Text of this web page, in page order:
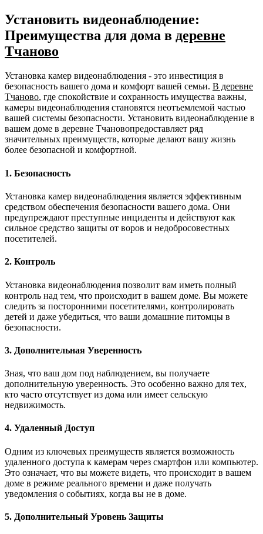
Установить видеонаблюдение:
Преимущества для дома в деревне
Тчаново
Установка камер видеонаблюдения - это инвестиция в
безопасность вашего дома и комфорт вашей семьи. В деревне
Тчаново, где спокойствие и сохранность имущества важны,
камеры видеонаблюдения становятся неотъемлемой частью
вашей системы безопасности. Установить видеонаблюдение в
вашем доме в деревне Тчановопредоставляет ряд
значительных преимуществ, которые делают вашу жизнь
более безопасной и комфортной.
1. Безопасность
Установка камер видеонаблюдения является эффективным
средством обеспечения безопасности вашего дома. Они
предупреждают преступные инциденты и действуют как
сильное средство защиты от воров и недобросовестных
посетителей.
2. Контроль
Установка видеонаблюдения позволит вам иметь полный
контроль над тем, что происходит в вашем доме. Вы можете
следить за посторонними посетителями, контролировать
детей и даже убедиться, что ваши домашние питомцы в
безопасности.
3. Дополнительная Уверенность
Зная, что ваш дом под наблюдением, вы получаете
дополнительную уверенность. Это особенно важно для тех,
кто часто отсутствует из дома или имеет сельскую
недвижимость.
4. Удаленный Доступ
Одним из ключевых преимуществ является возможность
удаленного доступа к камерам через смартфон или компьютер.
Это означает, что вы можете видеть, что происходит в вашем
доме в режиме реального времени и даже получать
уведомления о событиях, когда вы не в доме.
5. Дополнительный Уровень Защиты